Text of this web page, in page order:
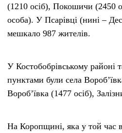
(1210 осіб), Покошичи (2450
особа). У Псарівці (нині –
мешкало 987 жителів.
У Костобобрівському районі
пунктами були села
Вороб’ївка (1477 осіб),
На Коропщині, яка у той час